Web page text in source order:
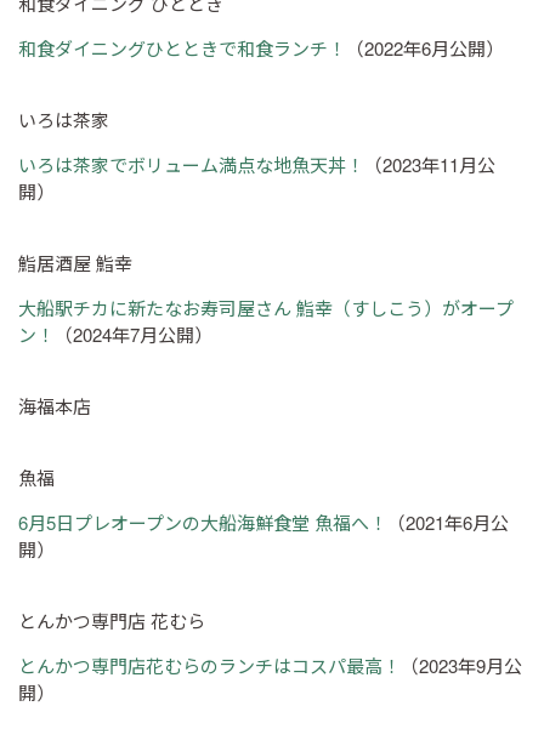
和食ダイニングひとときで和食ランチ！
（2022年6月公開）
いろは茶家
いろは茶家でボリューム満点な地魚天丼！
（2023年11月公
開）
鮨居酒屋 鮨幸
大船駅チカに新たなお寿司屋さん 鮨幸（すしこう）がオープ
ン！
（2024年7月公開）
海福本店
魚福
6月5日プレオープンの大船海鮮食堂 魚福へ！
（2021年6月公
開）
とんかつ専門店 花むら
とんかつ専門店花むらのランチはコスパ最高！
（2023年9月公
開）